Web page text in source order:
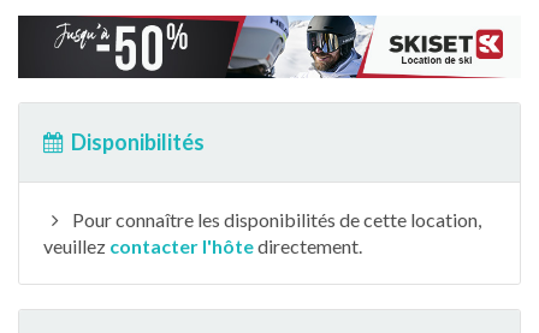
Disponibilités
Pour connaître les disponibilités de cette location,
veuillez contacter l'hôtedirectement.